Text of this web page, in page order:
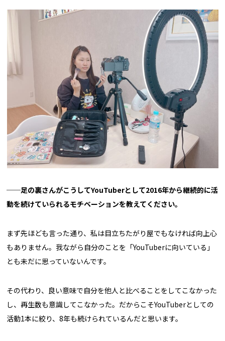
──足の裏さんがこうしてYouTuberとして2016年から継続的に活
動を続けていられるモチベーションを教えてください。
まず先ほども言った通り、私は目立ちたがり屋でもなければ向上心
もありません。我ながら自分のことを「YouTuberに向いている」
とも未だに思っていないんです。
その代わり、良い意味で自分を他人と比べることをしてこなかった
し、再生数も意識してこなかった。だからこそYouTuberとしての
活動1本に絞り、8年も続けられているんだと思います。